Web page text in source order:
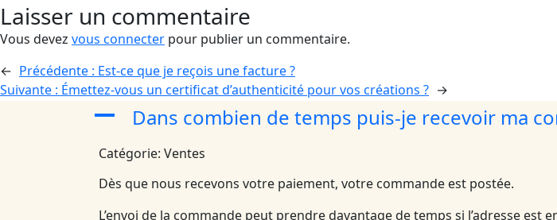
Laisser un commentaire
Vous devez vous connecter pour publier un commentaire.
← Précédente : Est-ce que je reçois une facture ?
Suivante : Émettez-vous un certificat d’authenticité pour vos créations ? →
A Dans combien de temps puis-je recevoir ma
Catégorie: Ventes
Dès que nous recevons votre paiement, votre commande est postée.
L’envoi de la commande peut prendre davantage de temps si l’adresse est